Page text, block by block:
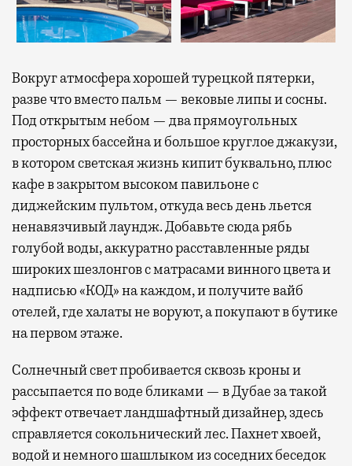
Вокруг атмосфера хорошей турецкой пятерки,
разве что вместо пальм — вековые липы и сосны.
Под открытым небом — два прямоугольных
просторных бассейна и большое круглое джакузи,
в котором светская жизнь кипит буквально, плюс
кафе в закрытом высоком павильоне с
диджейским пультом, откуда весь день льется
ненавязчивый лаундж. Добавьте сюда рябь
голубой воды, аккуратно расставленные ряды
широких шезлонгов с матрасами винного цвета и
надписью «КОД» на каждом, и получите вайб
отелей, где халаты не воруют, а покупают в бутике
на первом этаже.
Солнечный свет пробивается сквозь кроны и
рассыпается по воде бликами — в Дубае за такой
эффект отвечает ландшафтный дизайнер, здесь
справляется сокольнический лес. Пахнет хвоей,
водой и немного шашлыком из соседних беседок